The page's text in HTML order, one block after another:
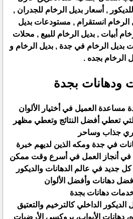
, أسعار بديل الرخام للجدران ,
الرخام انستقرام , مستودعات بديل
أبيات , بديل الرخام للبيع , محلات
بديل الرخام في جدة , بديل الرخام و
الرخام بجده .
ودهانات بجدة
مساعدة العميل في أختيار الألوان
تعطي أفضل النتائج وتعطي مظهر
جذاب وساحر
في جدة ومكه الذين لديهم خبرة
في أنجاز العمل في أسرع وقت ممكن
كل جديد في عالم الدهانات والديكور
أفضل دهانات وأفضل الألوان
دهانات بجدة
الديكور الداخلي كالترخيم والتعتيق
دهانات الأبواب، بروكسي الأرضيات